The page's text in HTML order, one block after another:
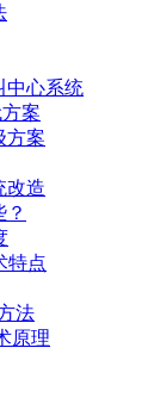
中心系统
案
方案
改造
特点
法
原理